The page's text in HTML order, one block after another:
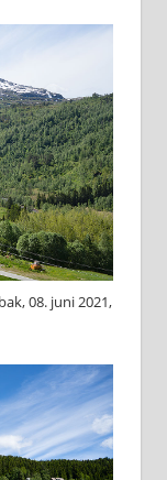
08. juni 2021,